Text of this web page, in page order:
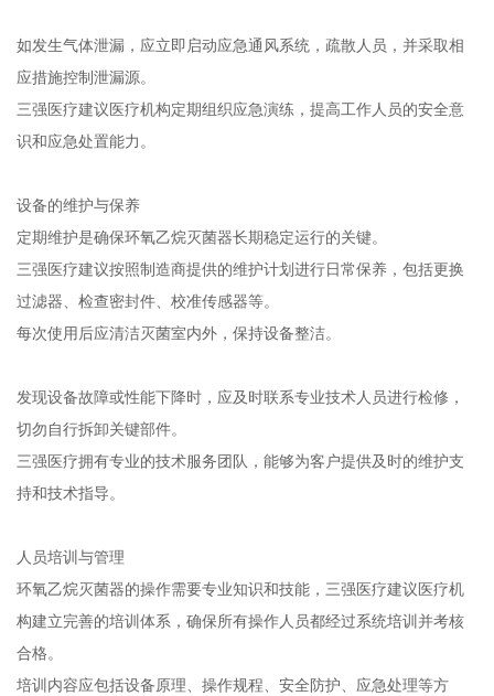
如发生气体泄漏，应立即启动应急通风系统，疏散人员，并采取相
应措施控制泄漏源。
三强医疗建议医疗机构定期组织应急演练，提高工作人员的安全意
识和应急处置能力。
设备的维护与保养
定期维护是确保环氧乙烷灭菌器长期稳定运行的关键。
三强医疗建议按照制造商提供的维护计划进行日常保养，包括更换
过滤器、检查密封件、校准传感器等。
每次使用后应清洁灭菌室内外，保持设备整洁。
发现设备故障或性能下降时，应及时联系专业技术人员进行检修，
切勿自行拆卸关键部件。
三强医疗拥有专业的技术服务团队，能够为客户提供及时的维护支
持和技术指导。
人员培训与管理
环氧乙烷灭菌器的操作需要专业知识和技能，三强医疗建议医疗机
构建立完善的培训体系，确保所有操作人员都经过系统培训并考核
合格。
培训内容应包括设备原理、操作规程、安全防护、应急处理等方